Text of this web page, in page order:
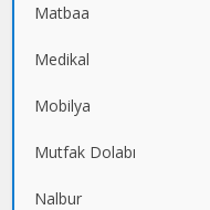
Matbaa
Medikal
Mobilya
Mutfak Dolabı
Nalbur